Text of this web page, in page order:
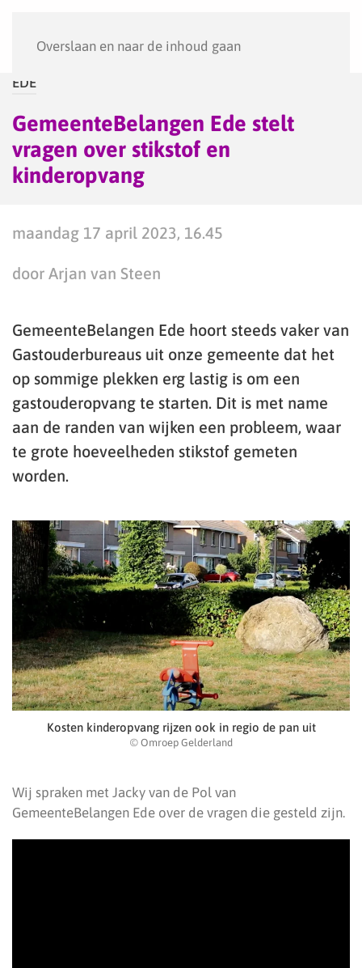
Overslaan en naar de inhoud gaan
EDE
GemeenteBelangen Ede stelt
vragen over stikstof en
kinderopvang
maandag 17 april 2023, 16.45
door Arjan van Steen
GemeenteBelangen Ede hoort steeds vaker van
Gastouderbureaus uit onze gemeente dat het
op sommige plekken erg lastig is om een
gastouderopvang te starten. Dit is met name
aan de randen van wijken een probleem, waar
te grote hoeveelheden stikstof gemeten
worden.
Kosten kinderopvang rijzen ook in regio de pan uit
© Omroep Gelderland
Wij spraken met Jacky van de Pol van
GemeenteBelangen Ede over de vragen die gesteld zijn.